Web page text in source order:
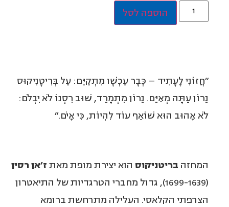
הוספה לסל
״חֲזוֹנִי לֶעָתִיד – כְּבָר עַכְשָׁו מִתְקַיֵּם: עַל בְּרִיטָנִיקוּס
נֵרוֹן עַתָּה מְאַיֵּם. נֵרוֹן מִתְמָרֵד, שׁוּב רִסְנוֹ לֹא יִבְלֹם:
לֹא אָהוּב הוּא שׁוֹאֵף עוֹד לִהְיוֹת, כִּי אָיֹם.״
המחזה בריטניקוס הוא יצירת מופת מאתז׳אן רסין
(1699-1639), גדול מחברי הטרגדיות של התיאטרון
הצרפתי הקלאסי. העלילה מתרחשת ברומא